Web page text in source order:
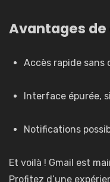
Avantages
Accès rapide sans
Interface épurée,
Notifications
Et voilà ! Gmail est
Profitez d’une